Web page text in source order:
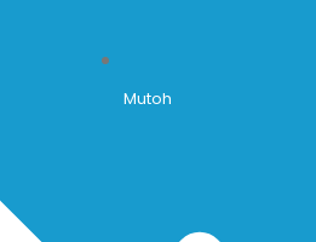
Mutoh